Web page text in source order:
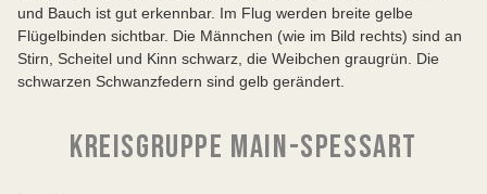
und Bauch ist gut erkennbar. Im Flug werden breite gelbe
Flügelbinden sichtbar. Die Männchen (wie im Bild rechts) sind an
Stirn, Scheitel und Kinn schwarz, die Weibchen graugrün. Die
schwarzen Schwanzfedern sind gelb gerändert.
KREISGRUPPE MAIN-SPESSART